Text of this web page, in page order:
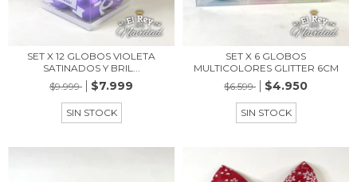
SET X 12 GLOBOS VIOLETA
SATINADOS Y BRIL...
$9.999
$7.999
SIN STOCK
SET X 6 GLOBOS
MULTICOLORES GLITTER 6CM
$6.599
$4.950
SIN STOCK